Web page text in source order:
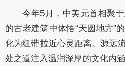
今年5月，中美元首相聚
的古老建筑中体悟“天圆地方”
化为纽带拉近心灵距离。源远
处之道注入温润深厚的文化内涵